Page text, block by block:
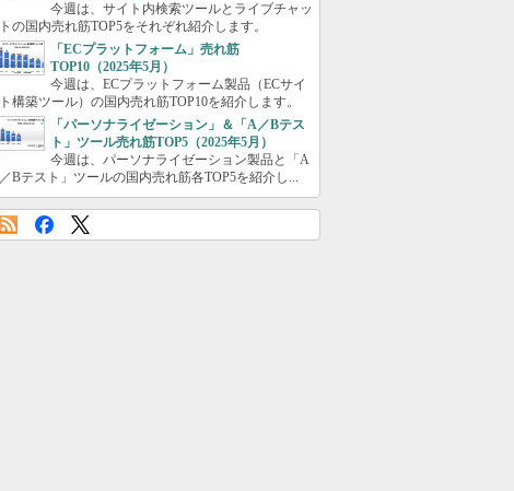
今週は、サイト内検索ツールとライブチャッ
トの国内売れ筋TOP5をそれぞれ紹介します。
「ECプラットフォーム」売れ筋
TOP10（2025年5月）
今週は、ECプラットフォーム製品（ECサイ
ト構築ツール）の国内売れ筋TOP10を紹介します。
「パーソナライゼーション」＆「A／Bテス
ト」ツール売れ筋TOP5（2025年5月）
今週は、パーソナライゼーション製品と「A
／Bテスト」ツールの国内売れ筋各TOP5を紹介し...